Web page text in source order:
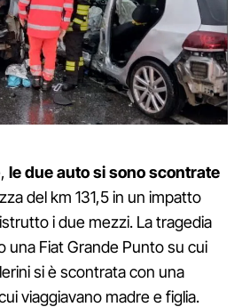
le due auto si sono scontrate
del km 131,5 in un impatto
i due mezzi. La tragedia
una Fiat Grande Punto su cui
si è scontrata con una
viaggiavano madre e figlia.